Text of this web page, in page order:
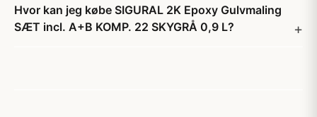
Hvor kan jeg købe SIGURAL 2K Epoxy Gulvmaling
SÆT incl. A+B KOMP. 22 SKYGRÅ 0,9 L?